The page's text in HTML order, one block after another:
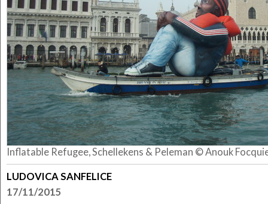
​Inflatable Refugee, Schellekens & Peleman © Anouk
LUDOVICA SANFELICE
17/11/2015